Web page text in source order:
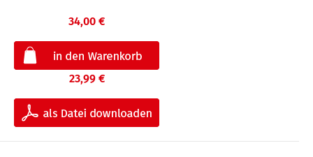
34,00 €
23,99 €